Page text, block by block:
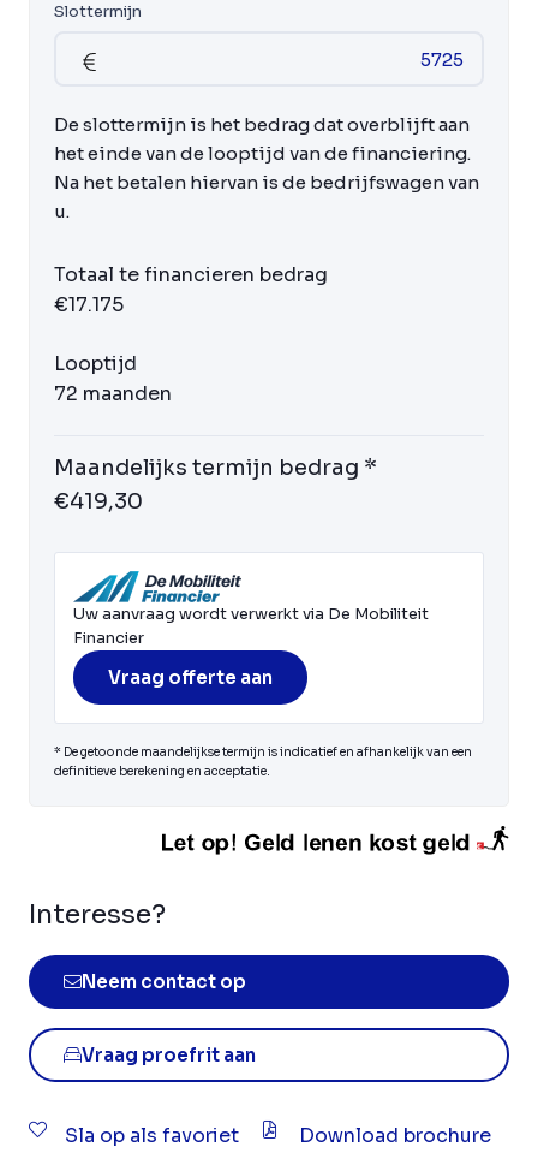
Slottermijn
De slottermijn is het bedrag dat overblijft aan
het einde van de looptijd van de financiering.
Na het betalen hiervan is de bedrijfswagen van
u.
Totaal te financieren bedrag
€17.175
Looptijd
72 maanden
Maandelijks termijn bedrag *
€419,30
Uw aanvraag wordt verwerkt via De Mobiliteit
Financier
Vraag offerte aan
* De getoonde maandelijkse termijn is indicatief en afhankelijk van een
definitieve berekening en acceptatie.
Interesse?
Neem contact op
Vraag proefrit aan
Sla op als favoriet Download brochure